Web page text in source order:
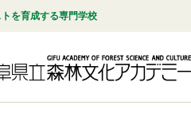
を育成する専門学校